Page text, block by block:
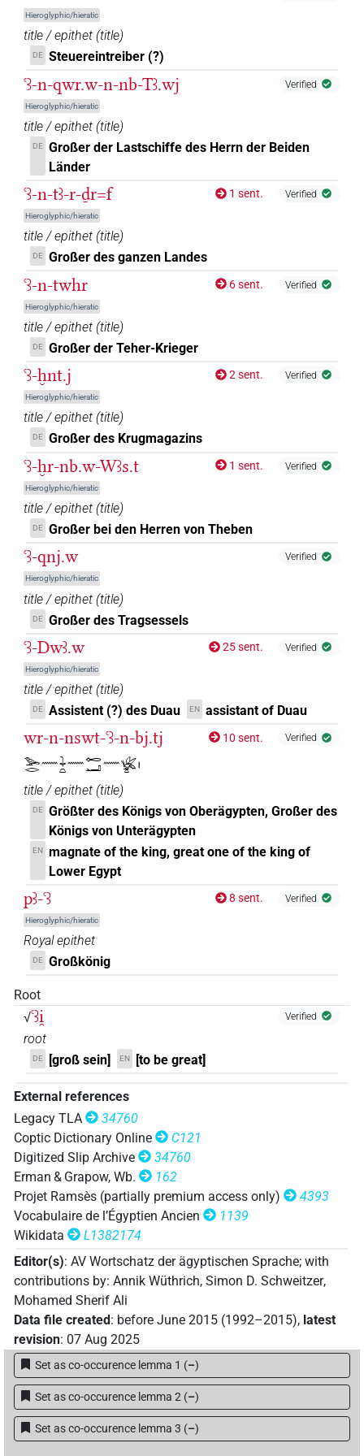
Hieroglyphic/hieratic
title / epithet (title)
DE Steuereintreiber (?)
ꜥꜣ-n-qwr.w-n-nb-Tꜣ.wj
Hieroglyphic/hieratic
Verified
title / epithet (title)
DE Großer der Lastschiffe des Herrn der Beiden
Länder
ꜥꜣ-n-tꜣ-r-ḏr=f
Hieroglyphic/hieratic
1 sent. Verified
title / epithet (title)
DE Großer des ganzen Landes
ꜥꜣ-n-twhr
Hieroglyphic/hieratic
6 sent. Verified
title / epithet (title)
DE Großer der Teher-Krieger
ꜥꜣ-ḫnt.j
Hieroglyphic/hieratic
2 sent. Verified
title / epithet (title)
DE Großer des Krugmagazins
ꜥꜣ-ḫr-nb.w-Wꜣs.t
Hieroglyphic/hieratic
1 sent. Verified
title / epithet (title)
DE Großer bei den Herren von Theben
ꜥꜣ-qnj.w
Hieroglyphic/hieratic
Verified
title / epithet (title)
DE Großer des Tragsessels
ꜥꜣ-Dwꜣ.w
Hieroglyphic/hieratic
25 sent. Verified
title / epithet (title)
DE Assistent (?) des Duau EN assistant of Duau
wr-n-nswt-ꜥꜣ-n-bj.tj
𓅨𓂋𓈖𓇓𓏏𓈖𓉻𓂝𓈖𓆤𓏏𓏤
10 sent. Verified
title / epithet (title)
DE Größter des Königs von Oberägypten, Großer des
Königs von Unterägypten
EN magnate of the king, great one of the king of
Lower Egypt
pꜣ-ꜥꜣ
Hieroglyphic/hieratic
8 sent. Verified
Royal epithet
DE Großkönig
Root
√ꜥꜣi̯ Verified
root
DE [groß sein] EN [to be great]
External references
Legacy TLA
34760
Coptic Dictionary Online
C121
Digitized Slip Archive
34760
Erman & Grapow, Wb.
162
Projet Ramsès (partially premium access only)
4393
Vocabulaire de l’Égyptien Ancien
1139
Wikidata
L1382174
Editor(s): AV Wortschatz der ägyptischen Sprache; with
contributions by: Annik Wüthrich, Simon D. Schweitzer,
Mohamed Sherif Ali
Data file created: before June 2015 (1992–2015), latest
revision: 07 Aug 2025
Set as co-occurence lemma 1 (–)
Set as co-occurence lemma 2 (–)
Set as co-occurence lemma 3 (–)